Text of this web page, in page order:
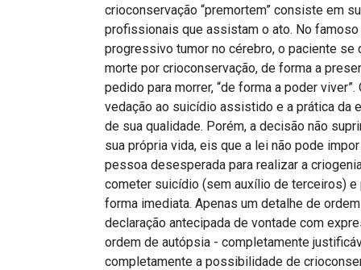
crioconservação “premortem” consiste em
profissionais que assistam o ato. No famoso
progressivo tumor no cérebro, o paciente se
morte por crioconservação, de forma a
pedido para morrer, “de forma a poder
vedação ao suicídio assistido e a prática da
de sua qualidade. Porém, a decisão não
sua própria vida, eis que a lei não pode
pessoa desesperada para realizar a
cometer suicídio (sem auxílio de terceiros)
forma imediata. Apenas um detalhe de
declaração antecipada de vontade com
ordem de autópsia - completamente
completamente a possibilidade de